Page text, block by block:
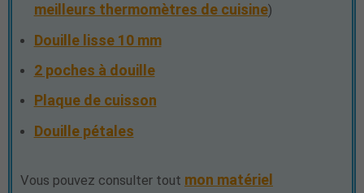
meilleurs thermomètres de cuisine)
Douille lisse 10 mm
2 poches à douille
Plaque de cuisson
Douille pétales
Vous pouvez consulter tout mon matériel